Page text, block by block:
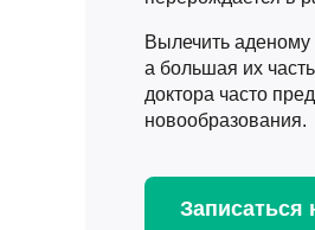
Вылечить
а большая их
доктора часто
новообразования.
Записаться